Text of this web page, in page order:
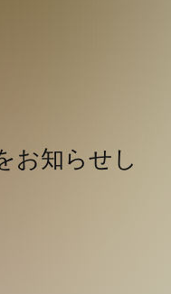
お知らせし